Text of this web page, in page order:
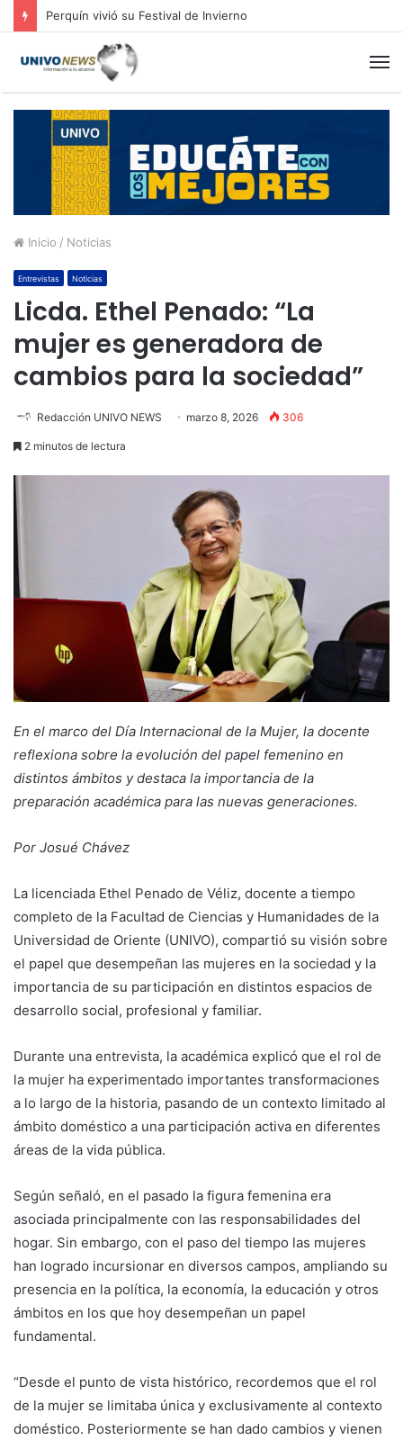
Perquín vivió su Festival de Invierno
Inicio / Noticias
Entrevistas Noticias
Licda. Ethel Penado: “La
mujer es generadora de
cambios para la sociedad”
Redacción UNIVO NEWS marzo 8, 2026 306
2 minutos de lectura
En el marco del Día Internacional de la Mujer, la docente
reflexiona sobre la evolución del papel femenino en
distintos ámbitos y destaca la importancia de la
preparación académica para las nuevas generaciones.
Por Josué Chávez
La licenciada Ethel Penado de Véliz, docente a tiempo
completo de la Facultad de Ciencias y Humanidades de la
Universidad de Oriente (UNIVO), compartió su visión sobre
el papel que desempeñan las mujeres en la sociedad y la
importancia de su participación en distintos espacios de
desarrollo social, profesional y familiar.
Durante una entrevista, la académica explicó que el rol de
la mujer ha experimentado importantes transformaciones
a lo largo de la historia, pasando de un contexto limitado al
ámbito doméstico a una participación activa en diferentes
áreas de la vida pública.
Según señaló, en el pasado la figura femenina era
asociada principalmente con las responsabilidades del
hogar. Sin embargo, con el paso del tiempo las mujeres
han logrado incursionar en diversos campos, ampliando su
presencia en la política, la economía, la educación y otros
ámbitos en los que hoy desempeñan un papel
fundamental.
“Desde el punto de vista histórico, recordemos que el rol
de la mujer se limitaba única y exclusivamente al contexto
doméstico. Posteriormente se han dado cambios y vienen